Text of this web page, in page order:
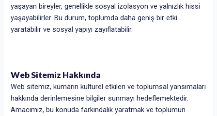
yaşayan bireyler, genellikle sosyal izolasyon ve yalnızlık hissi
yaşayabilirler. Bu durum, toplumda daha geniş bir etki
yaratabilir ve sosyal yapıyı zayıflatabilir.
Web Sitemiz Hakkında
Web sitemiz, kumarın kültürel etkileri ve toplumsal yansımaları
hakkında derinlemesine bilgiler sunmayı hedeflemektedir.
Amacımız, bu konuda farkındalık yaratmak ve toplumun